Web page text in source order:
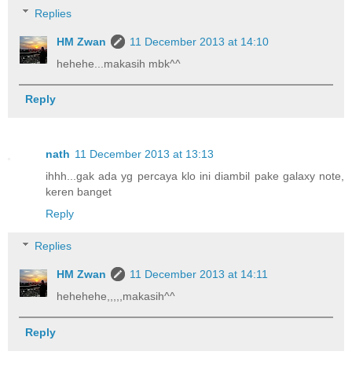
Replies
HM Zwan
11 December 2013 at 14:10
hehehe...makasih mbk^^
Reply
nath 11 December 2013 at 13:13
ihhh...gak ada yg percaya klo ini diambil pake galaxy note,
keren banget
Reply
Replies
HM Zwan
11 December 2013 at 14:11
hehehehe,,,,,makasih^^
Reply